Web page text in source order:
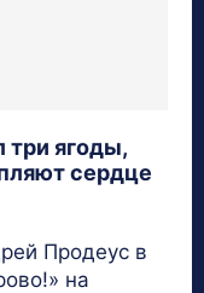
три ягоды,
сердце
Продеус в
на